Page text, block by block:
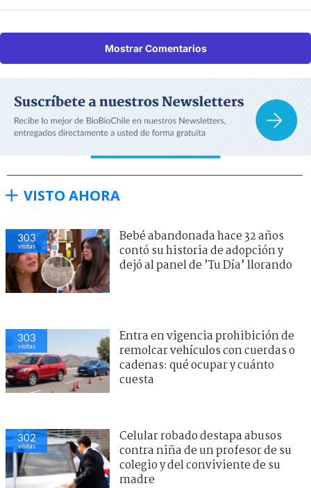
Mostrar Comentarios
VISTO AHORA
303
visitas
Bebé abandonada hace 32 años
contó su historia de adopción y
dejó al panel de ’Tu Día’ llorando
303
visitas
Entra en vigencia prohibición de
remolcar vehículos con cuerdas o
cadenas: qué ocupar y cuánto
cuesta
302
visitas
Celular robado destapa abusos
contra niña de un profesor de su
colegio y del conviviente de su
madre